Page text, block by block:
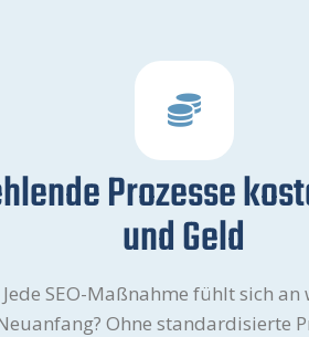
Prozesse
und Geld
Jede SEO-Maßnahme fühlt sich an
Ohne standardisierte